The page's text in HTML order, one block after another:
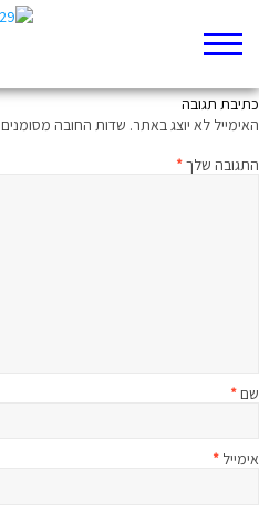
כתיבת תגובה
האימייל לא יוצג באתר. שדות החובה מסומנים
התגובה שלך*
שם*
אימייל *